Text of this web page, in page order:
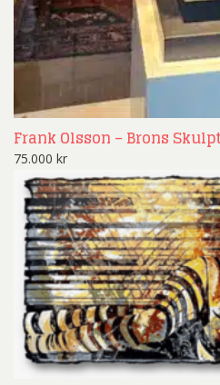
Frank Olsson – Brons
75.000 kr